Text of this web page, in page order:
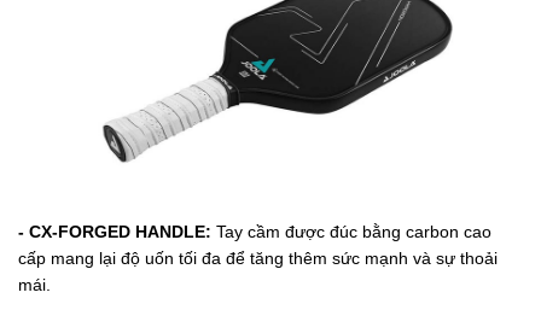
- CX-FORGED HANDLE: Tay cầm được đúc bằng carbon cao
cấp mang lại độ uốn tối đa để tăng thêm sức mạnh và sự thoải
mái.